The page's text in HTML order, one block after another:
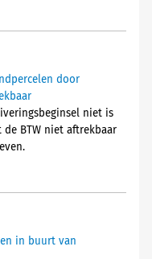
door
niet is
de BTW niet aftrekbaar
in buurt van